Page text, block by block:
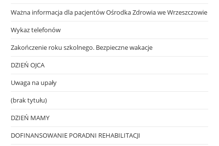
Ważna informacja dla pacjentów Ośrodka Zdrowia we Wrzeszczowie
Wykaz telefonów
Zakończenie roku szkolnego. Bezpieczne wakacje
DZIEŃ OJCA
Uwaga na upały
(brak tytułu)
DZIEŃ MAMY
DOFINANSOWANIE PORADNI REHABILITACJI